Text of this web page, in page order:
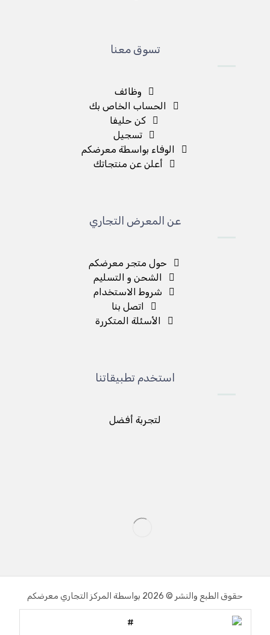
تسوق معنا
وظائف
الحساب الخاص بك
كن حليفا
تسجيل
الوفاء بواسطة معرضكم
أعلن عن منتجاتك
عن المعرض التجاري
حول متجر معرضكم
الشحن و التسليم
شروط الاستخدام
اتصل بنا
الأسئلة المتكررة
استخدم تطبيقاتنا
لتجربة أفضل
حقوق الطبع والنشر © 2026 بواسطة المركز التجاري معرضكم